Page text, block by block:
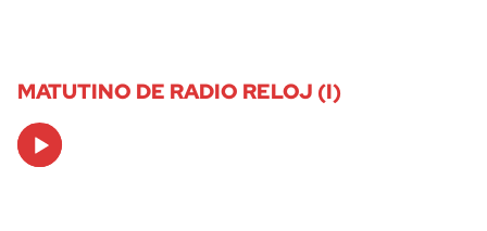
MATUTINO DE RADIO RELOJ (I)
Audio
Player